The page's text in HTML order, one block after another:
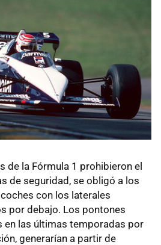
de la Fórmula 1 prohibieron el
de seguridad, se obligó a los
con los laterales
por debajo. Los pontones
en las últimas temporadas por
generarían a partir de